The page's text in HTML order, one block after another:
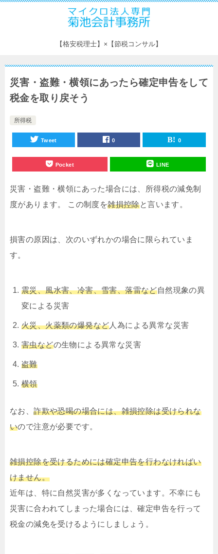
【格安税理士】×【節税コンサル】
災害・盗難・横領にあったら確定申告をして
税金を取り戻そう
所得税
Tweet 0 0
Pocket LINE
災害・盗難・横領にあった場合には、所得税の減免制
度があります。 この制度を雑損控除と言います。
損害の原因は、次のいずれかの場合に限られていま
す。
震災、風水害、冷害、雪害、落雷など自然現象の異
変による災害
火災、火薬類の爆発など 人為による異常な災害
害虫などの生物による異常な災害
盗難
横領
なお、詐欺や恐喝の場合には、雑損控除は受けられな
いので注意が必要です。
雑損控除を受けるためには確定申告を行わなければい
けません。
近年は、特に自然災害が多くなっています。不幸にも
災害に合われてしまった場合には、確定申告を行って
税金の減免を受けるようにしましょう。